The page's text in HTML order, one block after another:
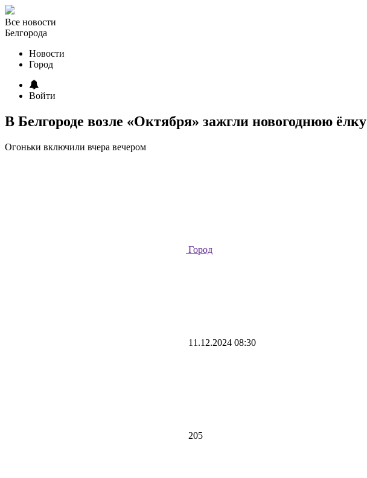
Все новости
Белгорода
Новости
Город
Войти
В Белгороде возле «Октября» зажгли новогоднюю ёлку
Огоньки включили вчера вечером
Город
11.12.2024 08:30
205